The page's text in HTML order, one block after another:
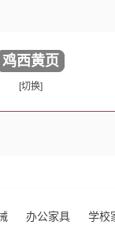
鸡西黄页
[切换]
办公家具 学校